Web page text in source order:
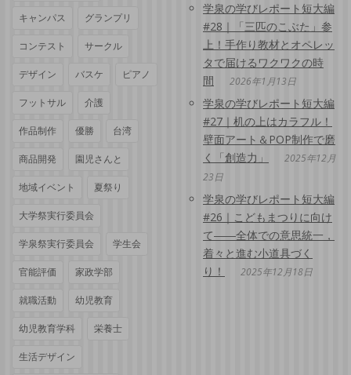
キャンパス グランプリ
コンテスト サークル
デザイン バスケ ピアノ
フットサル 介護
作品制作 優勝 台湾
商品開発 園児さんと
地域イベント 夏祭り
大学祭実行委員会
学泉祭実行委員会 学生会
官能評価 家政学部
就職活動 幼児教育
幼児教育学科 栄養士
生活デザイン
学泉の学びレポート短大編
#28｜「三匹のこぶた」参
上！手作り教材とオペレッ
タで届けるワクワクの時
間
2026年1月13日
学泉の学びレポート短大編
#27｜机の上はカラフル！
壁面アート＆POP制作で磨
く「創造力」
2025年12月
23日
学泉の学びレポート短大編
#26｜こどもまつりに向け
て――全体での意思統一，
着々と進む小道具づく
り！
2025年12月18日